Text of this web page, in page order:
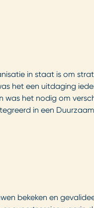
in staat is om
het een uitdaging
het nodig om
in een
bekeken en